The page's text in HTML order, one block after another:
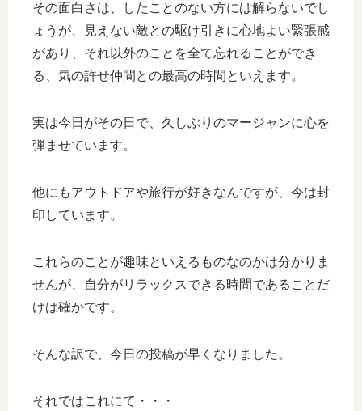
その面白さは、したことのない方には解らないでし
ょうが、見えない敵との駆け引きに心地よい緊張感
があり、それ以外のことを全て忘れることができ
る、気の許せ仲間との最高の時間といえます。
実は今日がその日で、久しぶりのマージャンに心を
弾ませています。
他にもアウトドアや旅行が好きなんですが、今は封
印しています。
これらのことが趣味といえるものなのかは分かりま
せんが、自分がリラックスできる時間であることだ
けは確かです。
そんな訳で、今日の投稿が早くなりました。
それではこれにて・・・